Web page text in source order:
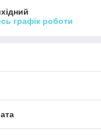
графік роботи